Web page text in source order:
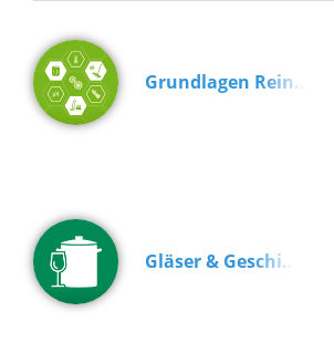
Grundlagen Rein…
Gläser & Geschi…